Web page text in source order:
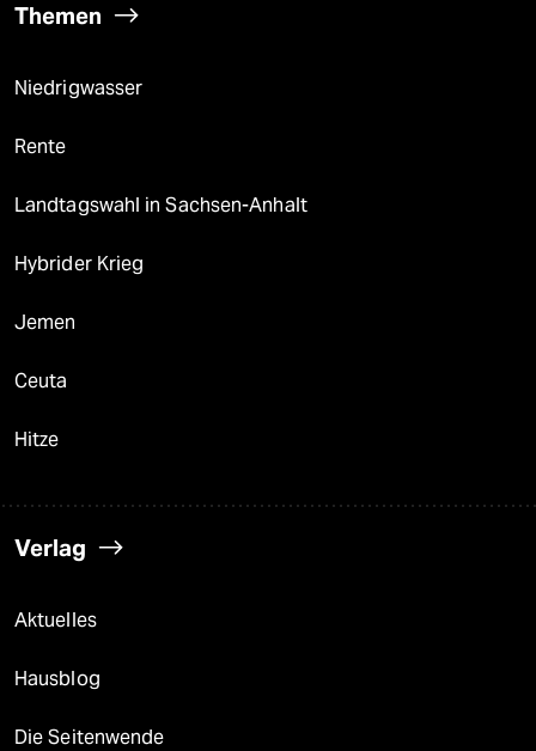
Themen
Niedrigwasser
Rente
Landtagswahl in Sachsen-Anhalt
Hybrider Krieg
Jemen
Ceuta
Hitze
Verlag
Aktuelles
Hausblog
Die Seitenwende